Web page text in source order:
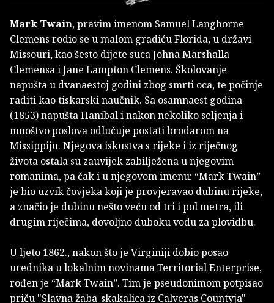
Mark Twain, pravim imenom Samuel Langhorne
Clemens rodio se u malom gradiću Florida, u državi
Missouri, kao šesto dijete suca Johna Marshalla
Clemensa i Jane Lampton Clemens. Školovanje
napušta u dvanaestoj godini zbog smrti oca, te počinje
raditi kao tiskarski naučnik. Sa osamnaest godina
(1853) napušta Hanibal i nakon nekoliko seljenja i
mnoštvo poslova odlučuje postati brodarom na
Missippiju. Njegova iskustva s rijeke i iz riječnog
života ostala su zauvijek zabilježena u njegovim
romanima, pa čak i u njegovom imenu: “Mark Twain”
je bio uzvik čovjeka koji je provjeravao dubinu rijeke,
a značio je dubinu nešto veću od tri i pol metra, ili
drugim riječima, dovoljno duboku vodu za plovidbu.
U ljeto 1862., nakon što je Virginiji dobio posao
urednika u lokalnim novinama Territorial Enterprise,
rođen je “Mark Twain”. Tim je pseudonimom potpisao
priču "Slavna žaba-skakalica iz Calveras Countyja"